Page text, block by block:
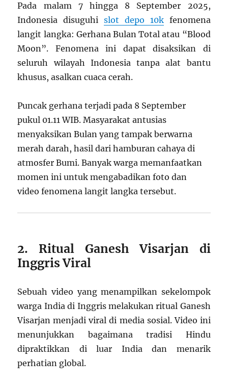
Pada malam 7 hingga 8 September 2025,
Indonesia disuguhislot depo 10kfenomena
langit langka: Gerhana Bulan Total atau “Blood
Moon”. Fenomena ini dapat disaksikan di
seluruh wilayah Indonesia tanpa alat bantu
khusus, asalkan cuaca cerah.
Puncak gerhana terjadi pada 8 September
pukul 01.11 WIB. Masyarakat antusias
menyaksikan Bulan yang tampak berwarna
merah darah, hasil dari hamburan cahaya di
atmosfer Bumi. Banyak warga memanfaatkan
momen ini untuk mengabadikan foto dan
video fenomena langit langka tersebut.
2. Ritual Ganesh Visarjan di
Inggris Viral
Sebuah video yang menampilkan sekelompok
warga India di Inggris melakukan ritual Ganesh
Visarjan menjadi viral di media sosial. Video ini
menunjukkan bagaimana tradisi Hindu
dipraktikkan di luar India dan menarik
perhatian global.